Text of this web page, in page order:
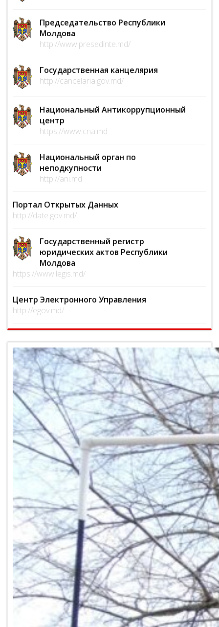
Председательство Республики
Молдова
http://www.presedinte.md/
Государственная канцелярия
http://cancelaria.gov.md/
Национальный Антикоррупционный
центр
https://www.cna.md
Национальный орган по
неподкупности
http://ani.md
Портал Открытых Данных
http://date.gov.md/
Государственный регистр
юридических актов Республики
Молдова
https://www.legis.md/
Центр Электронного Управления
http://egov.md/